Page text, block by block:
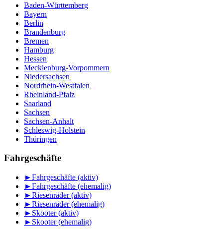
Baden-Württemberg
Bayern
Berlin
Brandenburg
Bremen
Hamburg
Hessen
Mecklenburg-Vorpommern
Niedersachsen
Nordrhein-Westfalen
Rheinland-Pfalz
Saarland
Sachsen
Sachsen-Anhalt
Schleswig-Holstein
Thüringen
Fahrgeschäfte
►Fahrgeschäfte (aktiv)
►Fahrgeschäfte (ehemalig)
►Riesenräder (aktiv)
►Riesenräder (ehemalig)
► Skooter (aktiv)
► Skooter (ehemalig)